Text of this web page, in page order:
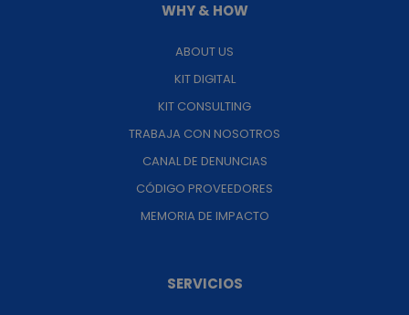
WHY & HOW
ABOUT US
KIT DIGITAL
KIT CONSULTING
TRABAJA CON NOSOTROS
CANAL DE DENUNCIAS
CÓDIGO PROVEEDORES
MEMORIA DE IMPACTO
SERVICIOS